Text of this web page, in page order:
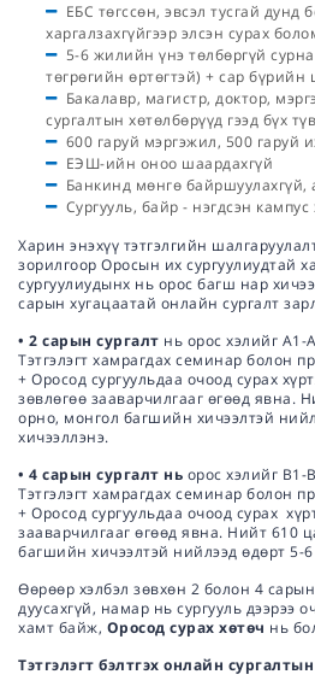
ЕБС төгссөн, эвсэл тусгай дунд
харгалзахгүйгээр элсэн сурах
5-6 жилийн үнэ төлбөргүй
төгрөгийн өртөгтэй) + сар бүрийн
Бакалавр, магистр, доктор,
сургалтын хөтөлбөрүүд гээд бүх
600 гаруй мэргэжил, 500 гаруй
ЕЭШ-ийн оноо шаардахгүй
Банкинд мөнгө
Сургууль, байр - нэгдсэн
Харин энэхүү тэтгэлгийн
зорилгоор Оросын их сургуулиудтай
сургуулиудынх нь орос багш нар
сарын хугацаатай онлайн сургалт
• 2 сарын сургалт нь орос хэлийг
Тэтгэлэгт хамрагдах семинар болон
+ Оросод сургуульдаа очоод сурах
зөвлөгөө зааварчилгааг өгөөд явна.
орно, монгол багшийн хичээлтэй
хичээллэнэ.
• 4 сарын сургалт нь орос хэлийг
Тэтгэлэгт хамрагдах семинар болон
+ Оросод сургуульдаа очоод сурах
зааварчилгааг өгөөд явна. Нийт 610
багшийн хичээлтэй нийлээд өдөрт 5-
Өөрөөр хэлбэл зөвхөн 2 болон 4
дуусахгүй, намар нь сургууль дээрээ
хамт байж, Оросод сурах хөтөч нь
Тэтгэлэгт бэлтгэх онлайн